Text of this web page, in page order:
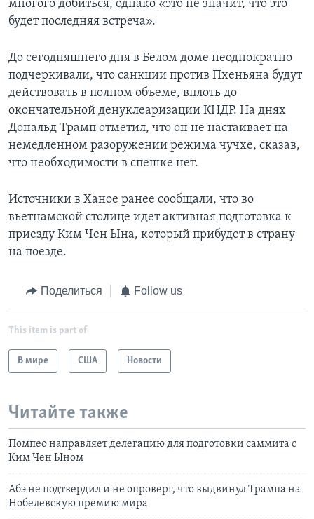
многого добиться, однако «это не значит, что это
будет последняя встреча».
До сегодняшнего дня в Белом доме неоднократно
подчеркивали, что санкции против Пхеньяна будут
действовать в полном объеме, вплоть до
окончательной денуклеаризации КНДР. На днях
Дональд Трамп отметил, что он не настаивает на
немедленном разоружении режима чучхе, сказав,
что необходимости в спешке нет.
Источники в Ханое ранее сообщали, что во
вьетнамской столице идет активная подготовка к
приезду Ким Чен Ына, который прибудет в страну
на поезде.
Поделиться Follow us
This item is part of
В мире США Новости
Читайте также
Помпео направляет делегацию для подготовки саммита с
Ким Чен Ыном
Абэ не подтвердил и не опроверг, что выдвинул Трампа на
Нобелевскую премию мира